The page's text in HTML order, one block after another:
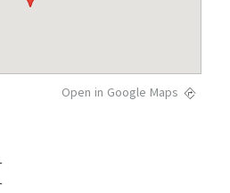
Open in Google Maps